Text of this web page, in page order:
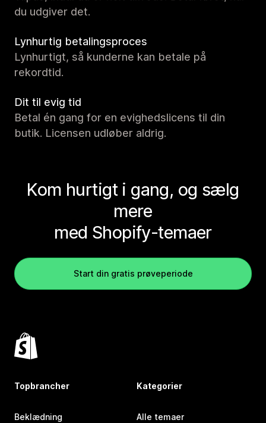
du udgiver det.
Lynhurtig betalingsproces
Lynhurtigt, så kunderne kan betale på
rekordtid.
Dit til evig tid
Betal én gang for en evighedslicens til din
butik. Licensen udløber aldrig.
Kom hurtigt i gang, og sælg
mere
med Shopify-temaer
Start din gratis prøveperiode
Topbrancher
Beklædning
Kategorier
Alle temaer